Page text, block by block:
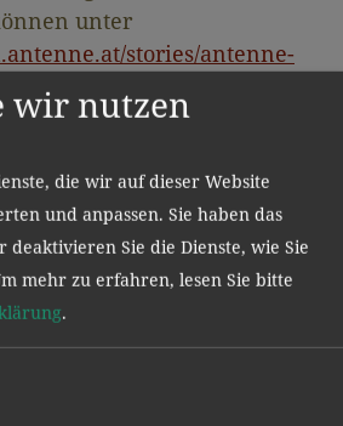
unter
stories/antenne-
werden.
wir nutzen
die wir auf dieser Website
und anpassen. Sie haben das
deaktivieren Sie die Dienste, wie Sie
mehr zu erfahren, lesen Sie bitte
.